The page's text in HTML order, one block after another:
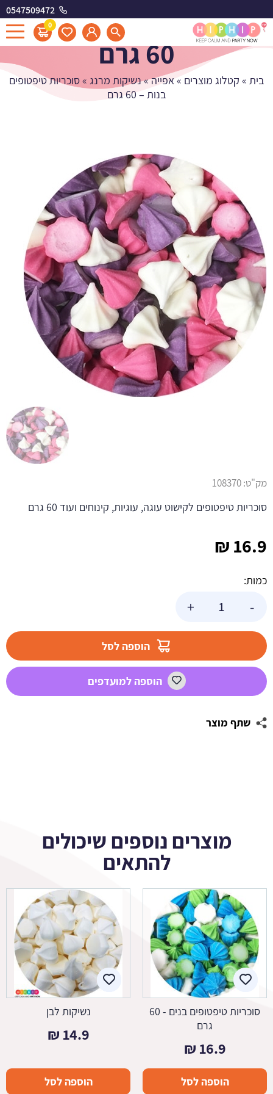
0547509472
0
סוכריות טיפטופים בנות -
60 גרם
בית » קטלוג מוצרים »אפייה»נשיקות מרנג »סוכריות טיפטופים
בנות – 60 גרם
16.9
₪
כמות:
-
-
גרם
+
הוספה לסל
הוספה למועדפים
שתף מוצר
מק"ט:108370
סוכריות טיפטופים לקישוט עוגה, עוגיות, קינוחים ועוד 60 גרם
מוצרים נוספים שיכולים
להתאים
סוכריות טיפטופים בנים - 60
גרם
16.9
₪
הוספה לסל
נשיקות לבן
14.9
₪
הוספה לסל